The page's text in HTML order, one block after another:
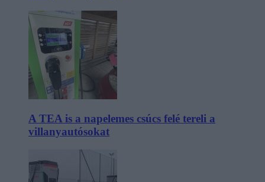
A TEA is a napelemes csúcs felé tereli a
villanyautósokat